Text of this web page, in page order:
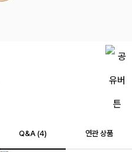
Q&A (4) 연관 상품